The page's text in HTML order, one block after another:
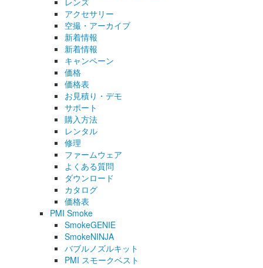
アクセサリー
空撮・アーカイブ
新着情報
新着情報
キャンペーン
価格
価格表
お見積り・デモ
サポート
購入方法
レンタル
修理
ファームウェア
よくある質問
ダウンロード
カタログ
価格表
PMI Smoke
SmokeGENIE
SmokeNINJA
バブルノズルキット
PMI スモークベスト